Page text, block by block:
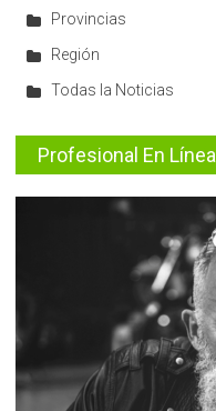
Provincias
Región
Todas la Noticias
Profesional En Línea